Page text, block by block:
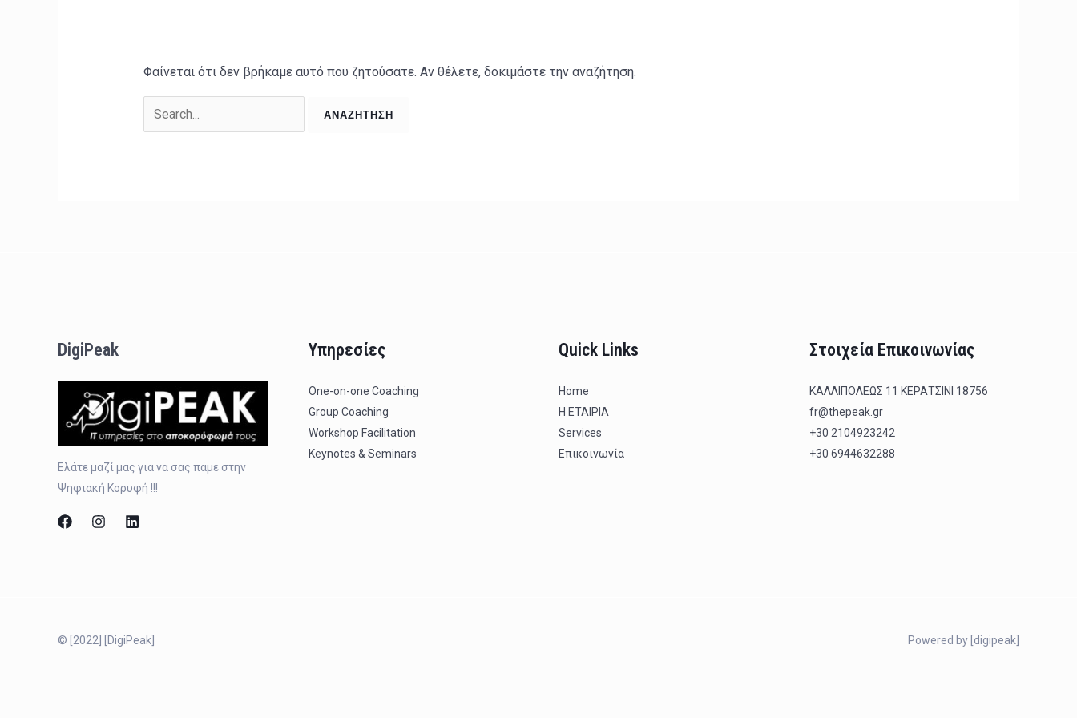
Φαίνεται ότι δεν βρήκαμε αυτό που ζητούσατε. Αν θέλετε, δοκιμάστε την αναζήτηση.
DigiPeak
Ελάτε μαζί μας για να σας πάμε στην
Ψηφιακή Κορυφή !!!
Υπηρεσίες
One-on-one Coaching
Group Coaching
Workshop Facilitation
Keynotes & Seminars
Quick Links
Home
Η ΕΤΑΙΡΙΑ
Services
Επικοινωνία
Στοιχεία Επικοινωνίας
ΚΑΛΛΙΠΟΛΕΩΣ 11 ΚΕΡΑΤΣΙΝΙ 18756
fr@thepeak.gr
+30 2104923242
+30 6944632288
© [2022] [DigiPeak] Powered by [digipeak]